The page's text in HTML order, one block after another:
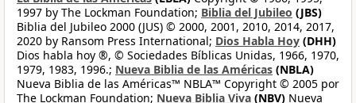
1997 by The Lockman Foundation; Biblia del Jubileo (JBS)
Biblia del Jubileo 2000 (JUS) © 2000, 2001, 2010, 2014, 2017,
2020 by Ransom Press International; Dios Habla Hoy (DHH)
Dios habla hoy ®, © Sociedades Bíblicas Unidas, 1966, 1970,
1979, 1983, 1996.; Nueva Biblia de las Américas (NBLA)
Nueva Biblia de las Américas™ NBLA™ Copyright © 2005 por
The Lockman Foundation; Nueva Biblia Viva (NBV) Nueva